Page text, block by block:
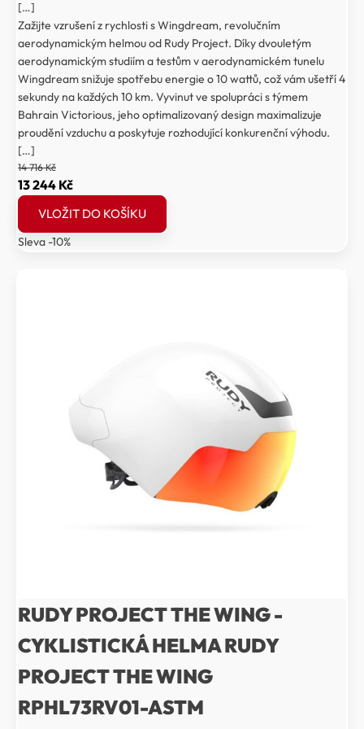
[…]
Zažijte vzrušení z rychlosti s Wingdream, revolučním
aerodynamickým helmou od Rudy Project. Díky dvouletým
aerodynamickým studiím a testům v aerodynamickém tunelu
Wingdream snižuje spotřebu energie o 10 wattů, což vám ušetří 4
sekundy na každých 10 km. Vyvinut ve spolupráci s týmem
Bahrain Victorious, jeho optimalizovaný design maximalizuje
proudění vzduchu a poskytuje rozhodující konkurenční výhodu.
[…]
14 716Kč
Původní
cena
byla:
14
13 244 KčAktuální
VLOŽIT DO KOŠÍKU
Sleva -10%
RUDY PROJECT THE WING -
CYKLISTICKÁ HELMA RUDY
PROJECT THE WING
RPHL73RV01-ASTM